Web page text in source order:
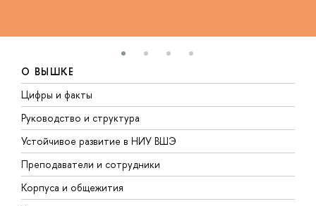
О ВЫШКЕ
Цифры и факты
Руководство и структура
Устойчивое развитие в НИУ ВШЭ
Преподаватели и сотрудники
Корпуса и общежития